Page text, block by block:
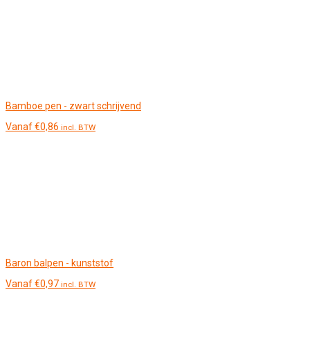
Bamboe pen - zwart schrijvend
Vanaf€0,86 incl. BTW
Baron balpen - kunststof
Vanaf€0,97 incl. BTW